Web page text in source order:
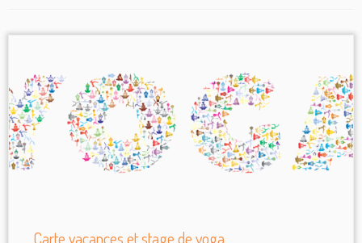
Carte vacances et stage de yoga